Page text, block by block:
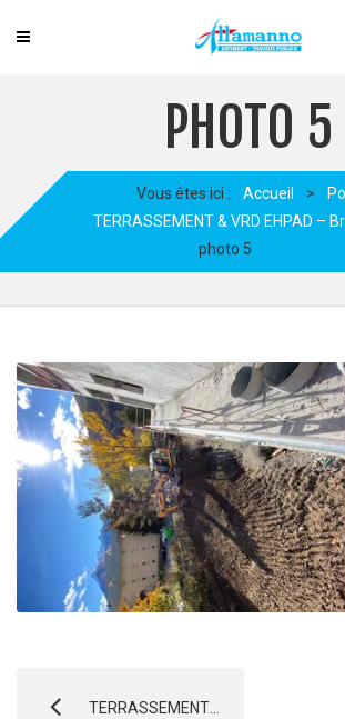
PHOTO 5
Vous êtes ici : Accueil >
TERRASSEMENT & VRD EHPAD –
photo 5
TERRASSEMENT & VRD EHPAD – Briançon